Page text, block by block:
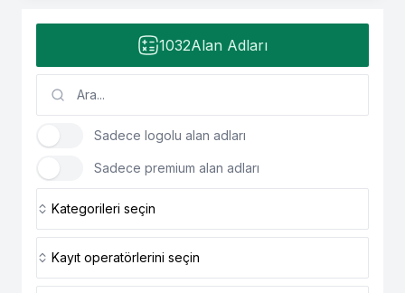
1032Alan Adları
Sadece logolu alan adları
Sadece premium alan adları
Kategorileri seçin
Kayıt operatörlerini seçin